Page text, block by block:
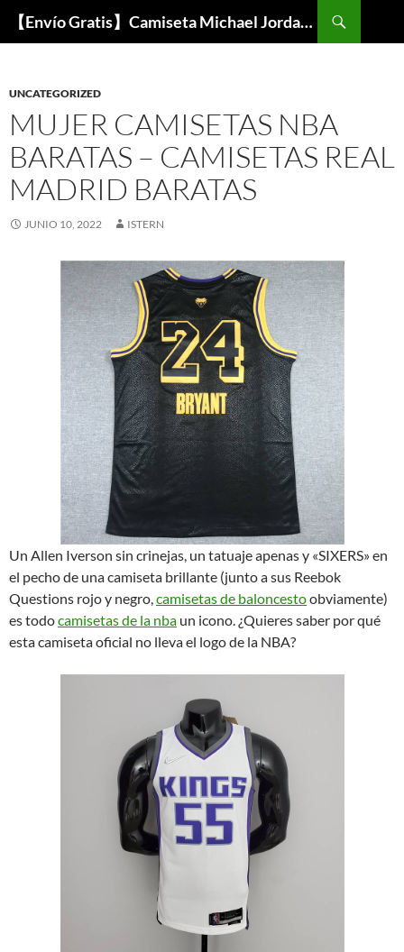
【Envío Gratis】Camiseta Michael Jordan NBA Barata
Buscar
UNCATEGORIZED
MUJER CAMISETAS NBA
BARATAS – CAMISETAS REAL
MADRID BARATAS
JUNIO 10, 2022 ISTERN
Un Allen Iverson sin crinejas, un tatuaje apenas y «SIXERS» en
el pecho de una camiseta brillante (junto a sus Reebok
Questions rojo y negro,camisetas de baloncestoobviamente)
es todocamisetas de la nba un icono. ¿Quieres saber por qué
esta camiseta oficial no lleva el logo de la NBA?